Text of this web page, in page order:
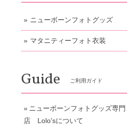
ニューボーンフォトグッズ
マタニティーフォト衣装
Guide ご利用ガイド
ニューボーンフォトグッズ専門
店 Lolo'sについて